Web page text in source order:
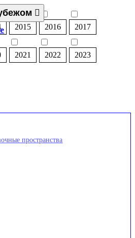
2015 2016 2017
2021 2022 2023
пространства